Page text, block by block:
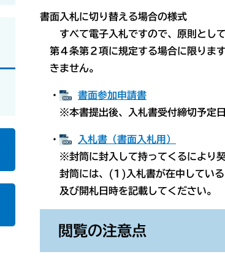
書面入札に切り替える場合の様式
すべて電子入札ですので、原則として
第４条第２項に規定する場合に限りま
きません。
・
書面参加申請書
※本書提出後、入札書受付締切予定日
・
入札書（書面入札用）
※封筒に封入して持ってくるにより契
封筒には、(1)入札書が在中している
及び開札日時を記載してください。
閲覧の注意点